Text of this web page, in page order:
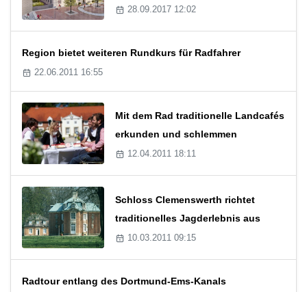
28.09.2017 12:02
Region bietet weiteren Rundkurs für Radfahrer
22.06.2011 16:55
Mit dem Rad traditionelle Landcafés
erkunden und schlemmen
12.04.2011 18:11
Schloss Clemenswerth richtet
traditionelles Jagderlebnis aus
10.03.2011 09:15
Radtour entlang des Dortmund-Ems-Kanals